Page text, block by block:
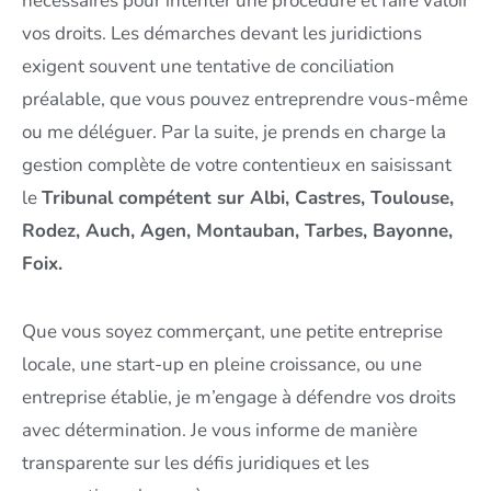
vos droits. Les démarches devant les juridictions
exigent souvent une tentative de conciliation
préalable, que vous pouvez entreprendre vous-même
ou me déléguer. Par la suite, je prends en charge la
gestion complète de votre contentieux en saisissant
leTribunal compétent sur Albi, Castres, Toulouse,
Rodez, Auch, Agen, Montauban, Tarbes, Bayonne,
Foix.
Que vous soyez commerçant, une petite entreprise
locale, une start-up en pleine croissance, ou une
entreprise établie, je m’engage à défendre vos droits
avec détermination. Je vous informe de manière
transparente sur les défis juridiques et les